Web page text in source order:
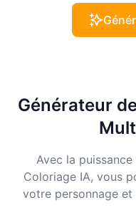
Générateur
Avec la
Coloriage IA, vous
votre personnage